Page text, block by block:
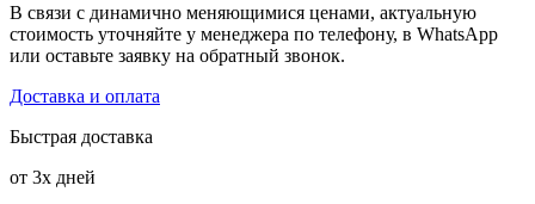
В связи с динамично меняющимися ценами, актуальную
стоимость уточняйте у менеджера по телефону, в WhatsApp
или оставьте заявку на обратный звонок.
Доставка и оплата
Быстрая доставка
от 3х дней